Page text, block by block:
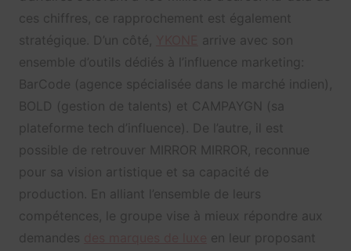
ces chiffres, ce rapprochement est également
stratégique. D’un côté,
arrive avec son
ensemble d’outils dédiés à l’influence marketing:
BarCode (agence spécialisée dans le marché indien),
BOLD (gestion de talents) et CAMPAYGN (sa
plateforme tech d’influence). De l’autre, il est
possible de retrouver MIRROR MIRROR, reconnue
pour sa vision artistique et sa capacité de
production. En alliant l’ensemble de leurs
compétences, le groupe vise à mieux répondre aux
demandes
en leur proposant